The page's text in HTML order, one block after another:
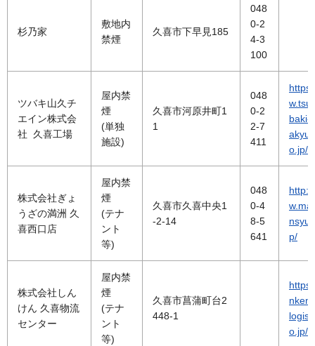
杉乃家
敷地内
禁煙
久喜市下早見185
048
0-2
4-3
100
ツバキ山久チ
エイン株式会
社 久喜工場
屋内禁
煙
(単独
施設)
久喜市河原井町1
1
048
0-2
2-7
411
w.tsu
baki-
o.jp/
株式会社ぎょ
うざの満洲 久
喜西口店
屋内禁
煙
(テナ
ント
等)
久喜市久喜中央1
-2-14
048
0-4
8-5
641
w.ma
p/
株式会社しん
けん 久喜物流
センター
屋内禁
煙
(テナ
ント
等)
久喜市菖蒲町台2
448-1
nken-
o.jp/